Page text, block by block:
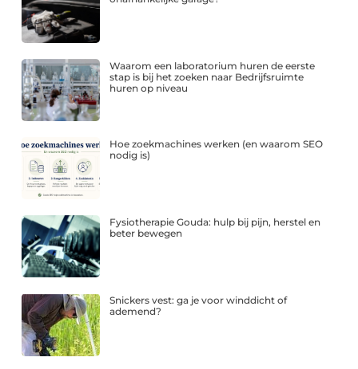
Waarom een laboratorium huren de eerste
stap is bij het zoeken naar Bedrijfsruimte
huren op niveau
Hoe zoekmachines werken (en waarom SEO
nodig is)
Fysiotherapie Gouda: hulp bij pijn, herstel en
beter bewegen
Snickers vest: ga je voor winddicht of
ademend?